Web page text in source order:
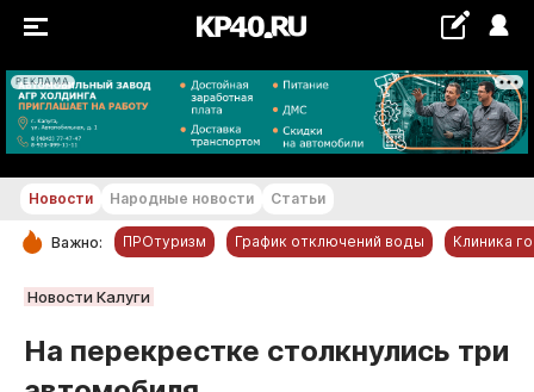
РЕКЛАМА
+18...+19 °С
РУБРИКИ
Новости компаний
Новости Народные новости Статьи
Важно: ПРОтуризм График отключений воды Клиника
Новости Калуги
На перекрестке столкнулись три